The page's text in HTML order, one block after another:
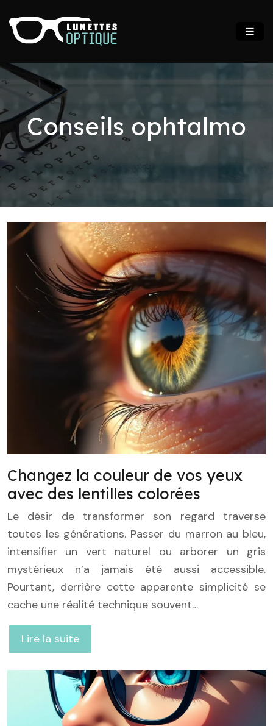
Conseils ophtalmo
Changez la couleur de vos yeux
avec des lentilles colorées
Le désir de transformer son regard traverse
toutes les générations. Passer du marron au bleu,
intensifier un vert naturel ou arborer un gris
mystérieux n’a jamais été aussi accessible.
Pourtant, derrière cette apparente simplicité se
cache une réalité technique souvent…
Lire la suite